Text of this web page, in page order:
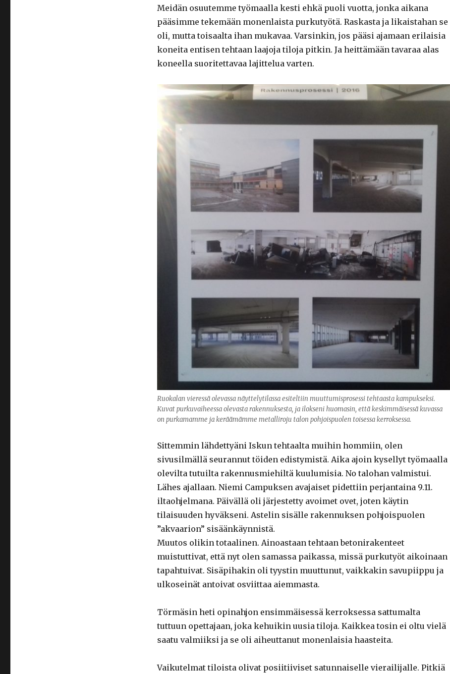
Meidän osuutemme työmaalla kesti ehkä puoli vuotta, jonka aikana
pääsimme tekemään monenlaista purkutyötä. Raskasta ja likaistahan se
oli, mutta toisaalta ihan mukavaa. Varsinkin, jos pääsi ajamaan erilaisia
koneita entisen tehtaan laajoja tiloja pitkin. Ja heittämään tavaraa alas
koneella suoritettavaa lajittelua varten.
Ruokalan vieressä olevassa näyttelytilassa esiteltiin muuttumisprosessi tehtaasta kampukseksi.
Kuvat purkuvaiheessa olevasta rakennuksesta, ja ilokseni huomasin, että keskimmäisessä kuvassa
on purkamamme ja keräämämme metalliroju talon pohjoispuolen toisessa kerroksessa.
Sittemmin lähdettyäni Iskun tehtaalta muihin hommiin, olen
sivusilmällä seurannut töiden edistymistä. Aika ajoin kysellyt työmaalla
olevilta tutuilta rakennusmiehiltä kuulumisia. No talohan valmistui.
Lähes ajallaan. Niemi Campuksen avajaiset pidettiin perjantaina 9.11.
iltaohjelmana. Päivällä oli järjestetty avoimet ovet, joten käytin
tilaisuuden hyväkseni. Astelin sisälle rakennuksen pohjoispuolen
”akvaarion” sisäänkäynnistä.
Muutos olikin totaalinen. Ainoastaan tehtaan betonirakenteet
muistuttivat, että nyt olen samassa paikassa, missä purkutyöt aikoinaan
tapahtuivat. Sisäpihakin oli tyystin muuttunut, vaikkakin savupiippu ja
ulkoseinät antoivat osviittaa aiemmasta.
Törmäsin heti opinahjon ensimmäisessä kerroksessa sattumalta
tuttuun opettajaan, joka kehuikin uusia tiloja. Kaikkea tosin ei oltu vielä
saatu valmiiksi ja se oli aiheuttanut monenlaisia haasteita.
Vaikutelmat tiloista olivat posiitiiviset satunnaiselle vierailijalle. Pitkiä